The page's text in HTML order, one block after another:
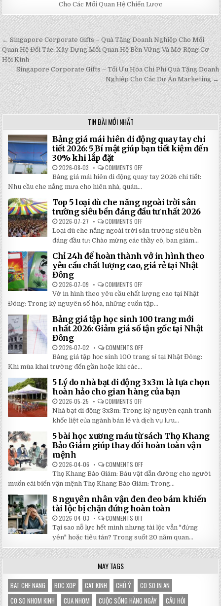
Cho Các Mối Quan Hệ Chiến Lược
Post
navigation
← Singapore Corporate Gifts – Quà Tặng Doanh Nghiệp Cho Mối
Quan Hệ Đối Tác: Xây Dựng Mối Quan Hệ Bền Vững Và Mở Rộng Cơ
Hội Kinh
Singapore Corporate Gifts – Tối Ưu Hóa Chi Phí Quà Tặng Doanh
Nghiệp Cho Các Dự Án Marketing →
TIN BÀI MỚI NHẤT
Bảng giá mái hiên di động quay tay chi
tiết 2026: 5 Bí mật giúp bạn tiết kiệm đến
30% khi lắp đặt
2026-08-03 COMMENTS OFF
BẢNG
GIÁ
ĐỘNG
QUAY
TAY
TIẾT
2026:
5
BÍ
MẬT
GIÚP
BẠN
TIẾT
KHI
LẮP
ĐẶT
Bảng giá mái hiên di động quay tay 2026 chi tiết:
Nhu cầu che nắng mưa cho hiên nhà, quán...
Top 5 loại dù che nắng ngoài trời sân
trường siêu bền đáng đầu tư nhất 2026
2026-07-27 COMMENTS OFF
TOP
5
LOẠI
DÙ
CHE
NẮNG
NGOÀI
TRỜI
BỀN
ĐÁNG
ĐẦU
NHẤT
2026
Loại dù che nắng ngoài trời sân trường siêu bền
đáng đầu tư: Chào mừng các thầy cô, ban giám...
Chỉ 24h để hoàn thành vở in hình theo
yêu cầu chất lượng cao, giá rẻ tại Nhật
Đông
2026-07-09 COMMENTS OFF
CHỈ
24H
ĐỂ
HOÀN
VỞ
IN
HÌNH
YÊU
CHẤT
LƯỢNG
RẺ
TẠI
NHẬT
ĐÔNG
Vở in hình theo yêu cầu chất lượng cao tại Nhật
Đông: Trong kỷ nguyên số hóa, những cuốn tập...
Bảng giá tập học sinh 100 trang mới
nhất 2026: Giảm giá số tận gốc tại Nhật
Đông
2026-07-02 COMMENTS OFF
BẢNG
GIÁ
100
TRANG
MỚI
2026:
GIẢM
GIÁ
SỐ
TẬN
GỐC
TẠI
NHẬT
Bảng giá tập học sinh 100 trang sỉ tại Nhật Đông:
Khi mùa khai trường đến gần hoặc khi các...
5 Lý do nhà bạt di động 3x3m là lựa chọn
hoàn hảo cho gian hàng của bạn
2026-05-25 COMMENTS OFF
5
LÝ
DO
NHÀ
BẠT
DI
ĐỘNG
3X3M
LỰA
HOÀN
HẢO
CHO
HÀNG
CỦA
BẠN
Nhà bạt di động 3x3m: Trong kỷ nguyên cạnh tranh
khốc liệt của ngành bán lẻ và dịch vụ lưu...
5 bài học xương máu từ sách Thọ Khang
Bảo Giám giúp thay đổi hoàn toàn vận
mệnh
2026-04-06 COMMENTS OFF
5
BÀI
HỌC
XƯƠNG
MÁU
TỪ
SÁCH
THỌ
BẢO
GIÁM
GIÚP
THAY
ĐỔI
HOÀN
TOÀN
Thọ Khang Bảo Giám: Báu vật dẫn đường cho người
muốn cải biến vận mệnh Thọ Khang Bảo Giám: Trong...
8 nguyên nhân vận đen đeo bám khiến
tài lộc bị chặn đứng hoàn toàn
2026-04-03 COMMENTS OFF
NGUYÊN
NHÂN
VẬN
ĐEN
ĐEO
BÁM
LỘC
BỊ
CHẶN
ĐỨNG
HOÀN
Tại sao nỗ lực hết mình nhưng tài lộc vẫn "đứng
yên" hoặc tiêu tán? Trong suốt 20 năm quan...
MAY TAGS
BAT CHE NANG BOC XOP CAT KINH CHÚ Ý
CO SO IN AN
CO SO NHOM KINH
CUA NHOM CUỘC SỐNG HÀNG NGÀY
CÂU HỎI